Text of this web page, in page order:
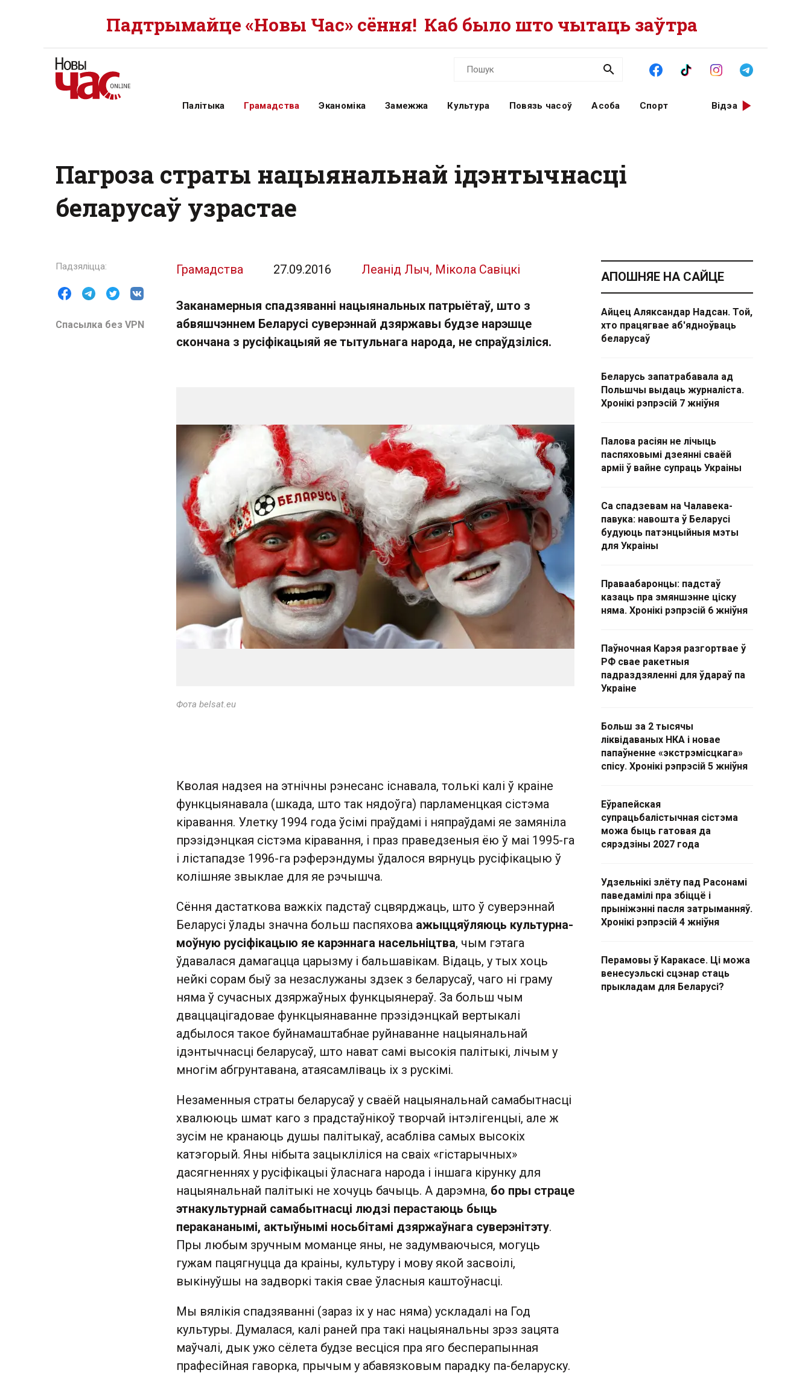
Падтрымайце «Новы Час» сёння! Каб было што чытаць заўтра
Палітыка Грамадства Эканоміка Замежжа Культура Повязь часоў Асоба Спорт Відэа
Пагроза страты нацыянальнай ідэнтычнасці
беларусаў узрастае
Спасылка без VPN
Грамадства 27.09.2016 Леанід Лыч, Мікола Савіцкі
Заканамерныя спадзяванні нацыянальных патрыётаў, што з
абвяшчэннем Беларусі суверэннай дзяржавы будзе нарэшце
скончана з русіфікацыяй яе тытульнага народа, не спраўдзіліся.
Фота belsat.eu
Кволая надзея на этнічны рэнесанс існавала, толькі калі ў краіне
функцыянавала (шкада, што так нядоўга) парламенцкая сістэма
кіравання. Улетку 1994 года ўсімі праўдамі і няпраўдамі яе замяніла
прэзідэнцкая сістэма кіравання, і праз праведзеныя ёю ў маі 1995-га
і лістападзе 1996-га рэферэндумы ўдалося вярнуць русіфікацыю ў
колішняе звыклае для яе рэчышча.
Сёння дастаткова важкіх падстаў сцвярджаць, што ў суверэннай
Беларусі ўлады значна больш паспяхова ажыццяўляюць культурна-
моўную русіфікацыю яе карэннага насельніцтва, чым гэтага
ўдавалася дамагацца царызму і бальшавікам. Відаць, у тых хоць
нейкі сорам быў за незаслужаны здзек з беларусаў, чаго ні граму
няма ў сучасных дзяржаўных функцыянераў. За больш чым
дваццацігадовае функцыянаванне прэзідэнцкай вертыкалі
адбылося такое буйнамаштабнае руйнаванне нацыянальнай
ідэнтычнасці беларусаў, што нават самі высокія палітыкі, лічым у
многім абгрунтавана, атаясамліваць іх з рускімі.
Незаменныя страты беларусаў у сваёй нацыянальнай самабытнасці
хвалююць шмат каго з прадстаўнікоў творчай інтэлігенцыі, але ж
зусім не кранаюць душы палітыкаў, асабліва самых высокіх
катэгорый. Яны нібыта зацыкліліся на сваіх «гістарычных»
дасягненнях у русіфікацыі ўласнага народа і іншага кірунку для
нацыянальнай палітыкі не хочуць бачыць. А дарэмна, бо пры страце
этнакультурнай самабытнасці людзі перастаюць быць
перакананымі, актыўнымі носьбітамі дзяржаўнага суверэнітэту.
Пры любым зручным моманце яны, не задумваючыся, могуць
гужам пацягнуцца да краіны, культуру і мову якой засвоілі,
выкінуўшы на задворкі такія свае ўласныя каштоўнасці.
Мы вялікія спадзяванні (зараз іх у нас няма) ускладалі на Год
культуры. Думалася, калі раней пра такі нацыянальны зрэз зацята
маўчалі, дык ужо сёлета будзе весціся пра яго бесперапынная
прафесійная гаворка, прычым у абавязковым парадку па-беларуску.
АПОШНЯЕ НА САЙЦЕ
Айцец Аляксандар Надсан. Той,
хто працягвае аб'ядноўваць
беларусаў
Беларусь запатрабавала ад
Польшчы выдаць журналіста.
Хронікі рэпрэсій 7 жніўня
Палова расіян не лічыць
паспяховымі дзеянні сваёй
арміі ў вайне супраць Украіны
Са спадзевам на Чалавека-
павука: навошта ў Беларусі
будуюць патэнцыйныя мэты
для Украіны
Праваабаронцы: падстаў
казаць пра змяншэнне ціску
няма. Хронікі рэпрэсій 6 жніўня
Паўночная Карэя разгортвае ў
РФ свае ракетныя
падраздзяленні для ўдараў па
Украіне
Больш за 2 тысячы
ліквідаваных НКА і новае
папаўненне «экстрэмісцкага»
спісу. Хронікі рэпрэсій 5 жніўня
Еўрапейская
супрацьбалістычная сістэма
можа быць гатовая да
сярэдзіны 2027 года
Удзельнікі злёту пад Расонамі
паведамілі пра збіццё і
прыніжэнні пасля затрыманняў.
Хронікі рэпрэсій 4 жніўня
Перамовы ў Каракасе. Ці можа
венесуэльскі сцэнар стаць
прыкладам для Беларусі?